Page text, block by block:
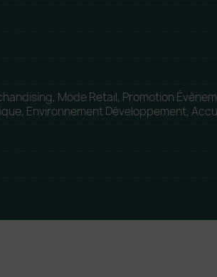
Mode Retail, Promotion
Environnement Développement,